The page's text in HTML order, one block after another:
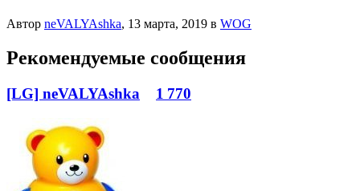
Автор neVALYAshka, 13 марта, 2019 в WOG
Рекомендуемые сообщения
[LG] neVALYAshka 1 770